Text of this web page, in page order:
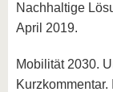
Nachhaltige
April 2019.
Mobilität 2030.